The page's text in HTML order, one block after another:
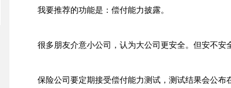
我要推荐的功能是：偿付能力披露。
很多朋友介意小公司，认为大公司更安全。但安不安
保险公司要定期接受偿付能力测试，测试结果会公布